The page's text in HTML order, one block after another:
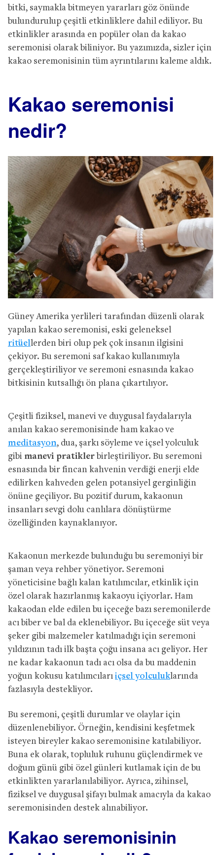
bitki, saymakla bitmeyen yararları göz önünde
bulundurulup çeşitli etkinliklere dahil ediliyor. Bu
etkinlikler arasında en popüler olan da kakao
seremonisi olarak biliniyor. Bu yazımızda, sizler için
kakao seremonisinin tüm ayrıntılarını kaleme aldık.
Kakao seremonisi
nedir?
Güney Amerika yerlileri tarafından düzenli olarak
yapılan kakao seremonisi, eski geleneksel
ritüellerden biri olup pek çok insanın ilgisini
çekiyor. Bu seremoni saf kakao kullanımıyla
gerçekleştiriliyor ve seremoni esnasında kakao
bitkisinin kutsallığı ön plana çıkartılıyor.
Çeşitli fiziksel, manevi ve duygusal faydalarıyla
anılan kakao seremonisinde ham kakao ve
meditasyon, dua, şarkı söyleme ve içsel yolculuk
gibi manevi pratikler birleştiriliyor. Bu seremoni
esnasında bir fincan kahvenin verdiği enerji elde
edilirken kahveden gelen potansiyel gerginliğin
önüne geçiliyor. Bu pozitif durum, kakaonun
insanları sevgi dolu canlılara dönüştürme
özelliğinden kaynaklanıyor.
Kakaonun merkezde bulunduğu bu seremoniyi bir
şaman veya rehber yönetiyor. Seremoni
yöneticisine bağlı kalan katılımcılar, etkinlik için
özel olarak hazırlanmış kakaoyu içiyorlar. Ham
kakaodan elde edilen bu içeceğe bazı seremonilerde
acı biber ve bal da eklenebiliyor. Bu içeceğe süt veya
şeker gibi malzemeler katılmadığı için seremoni
yıldızının tadı ilk başta çoğu insana acı geliyor. Her
ne kadar kakaonun tadı acı olsa da bu maddenin
yoğun kokusu katılımcıları içsel yolculuklarında
fazlasıyla destekliyor.
Bu seremoni, çeşitli durumlar ve olaylar için
düzenlenebiliyor. Örneğin, kendisini keşfetmek
isteyen bireyler kakao seremonisine katılabiliyor.
Buna ek olarak, topluluk ruhunu güçlendirmek ve
doğum günü gibi özel günleri kutlamak için de bu
etkinlikten yararlanılabiliyor. Ayrıca, zihinsel,
fiziksel ve duygusal şifayı bulmak amacıyla da kakao
seremonisinden destek alınabiliyor.
Kakao seremonisinin